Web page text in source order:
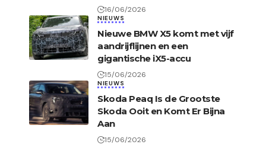
16/06/2026
NIEUWS
Nieuwe BMW X5 komt met vijf
aandrijflijnen en een
gigantische iX5-accu
15/06/2026
NIEUWS
Skoda Peaq Is de Grootste
Skoda Ooit en Komt Er Bijna
Aan
15/06/2026